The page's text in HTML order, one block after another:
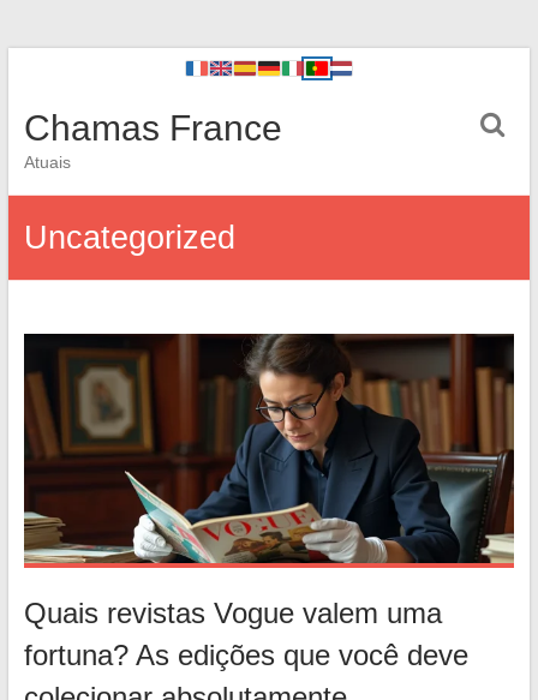
Chamas France
Atuais
Uncategorized
Quais revistas Vogue valem uma
fortuna? As edições que você deve